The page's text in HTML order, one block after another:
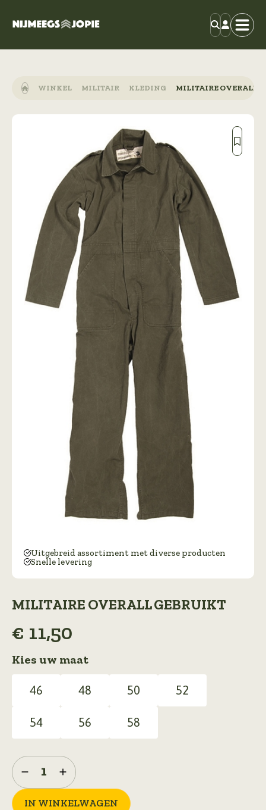
WINKEL MILITAIR KLEDING MILITAIRE OVERALL
Uitgebreid assortiment met diverse producten
Snelle levering
MILITAIRE OVERALL GEBRUIKT
€ 11,50
Kies uw maat
46 48 50 52
54 56 58
militaire
overall
gebruikt
aantal
IN WINKELWAGEN